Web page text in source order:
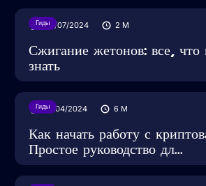
Гиды02/07/2024 2 M
Сжигание жетонов: все,
знать
Гиды16/04/2024 6 M
Как начать работу с
Простое руководство дл...